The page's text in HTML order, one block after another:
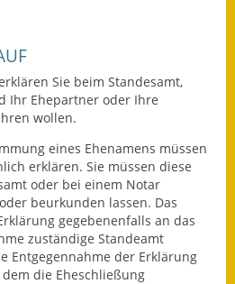
Abwassergebühr
Grundsteuerreform
Haushaltspläne
Jahresabschlüsse
Wasserversorgung
Heiraten in Notzingen
Sie beim Standesamt,
Ihr Ehepartner oder Ihre
wollen.
eines Ehenamens müssen
erklären. Sie müssen diese
oder bei einem Notar
beurkunden lassen. Das
gegebenenfalls an das
zuständige Standeamt
Entgegennahme der Erklärung
die Eheschließung